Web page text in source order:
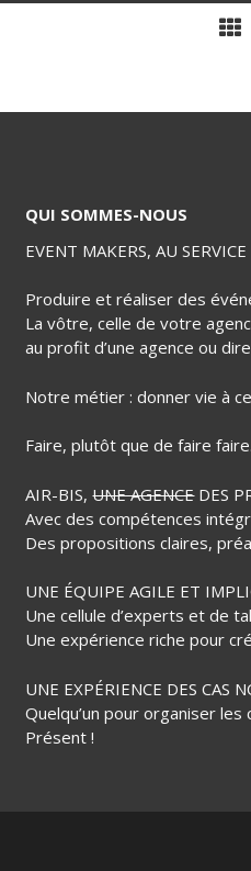
QUI SOMMES-NOUS
EVENT MAKERS, AU SERVICE
Produire et réaliser des
La vôtre, celle de votre
au profit d’une agence ou
Notre métier : donner vie à
Faire, plutôt que de faire faire.
AIR-BIS,UNE AGENCEDES
Avec des compétences
Des propositions claires,
UNE ÉQUIPE AGILE ET
Une cellule d’experts et de
Une expérience riche pour
UNE EXPÉRIENCE DES CAS
Quelqu’un pour organiser
Présent !